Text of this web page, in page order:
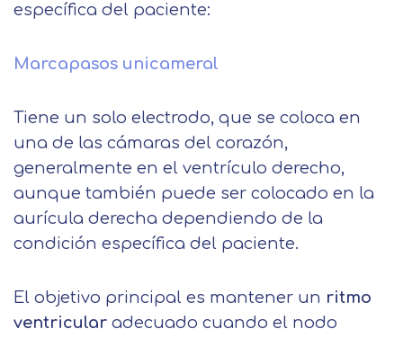
específica del paciente:
Marcapasos unicameral
Tiene un solo electrodo, que se coloca en
una de las cámaras del corazón,
generalmente en el ventrículo derecho,
aunque también puede ser colocado en la
aurícula derecha dependiendo de la
condición específica del paciente.
El objetivo principal es mantener un ritmo
ventricular adecuado cuando el nodo